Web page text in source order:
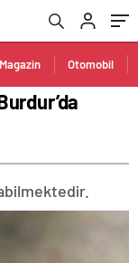
Magazin Otomobil